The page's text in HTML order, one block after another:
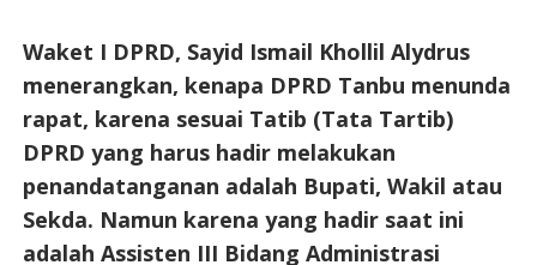
Waket I DPRD, Sayid Ismail Khollil Alydrus
menerangkan, kenapa DPRD Tanbu menunda
rapat, karena sesuai Tatib (Tata Tartib)
DPRD yang harus hadir melakukan
penandatanganan adalah Bupati, Wakil atau
Sekda. Namun karena yang hadir saat ini
adalah Assisten III Bidang Administrasi